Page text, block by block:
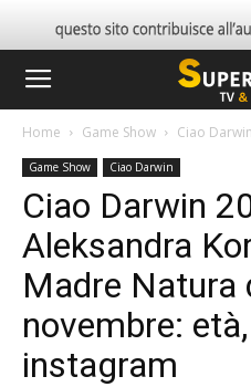
Home Game Show Ciao Darwin
Game Show Ciao Darwin
Ciao Darwin
Aleksandra
Madre Natura
novembre:
instagram